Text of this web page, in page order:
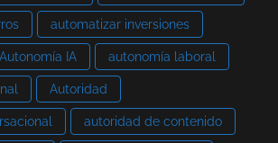
automatizar inversiones
Autonomía IA autonomía laboral
Autoridad
autoridad de contenido